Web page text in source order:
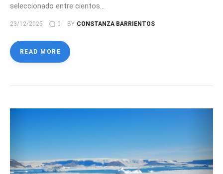
seleccionado entre cientos…
23/12/2025 0 BY CONSTANZA BARRIENTOS
READ MORE